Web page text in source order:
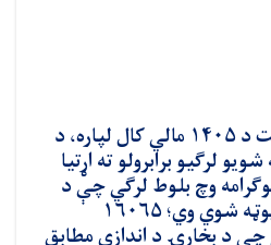
د کابل ښار پوهنې ریاست د ۱۴۰۵ مالي کال لپاره، د
لرګیو برابرولو ته اړتیا
کیلوګرامه وچ بلوط لرګي چې د
بخارۍ د اندازې مطابق ټوټه شوي وي؛ ۱۶۰۶۵
چې د بخارۍ د اندازې مطابق